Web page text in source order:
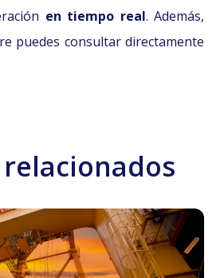
en tiempo real. Además,
puedes consultar directamente